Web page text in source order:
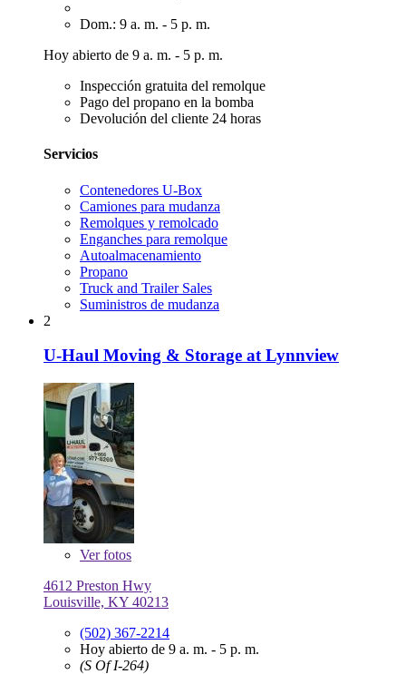
Dom.: 9 a. m. - 5 p. m.
Hoy abierto de 9 a. m. - 5 p. m.
Inspección gratuita del remolque
Pago del propano en la bomba
Devolución del cliente 24 horas
Servicios
Contenedores U-Box
Camiones para mudanza
Remolques y remolcado
Enganches para remolque
Autoalmacenamiento
Propano
Truck and Trailer Sales
Suministros de mudanza
2
U-Haul Moving & Storage at Lynnview
Verfotos
4612 Preston Hwy
Louisville, KY 40213
(502) 367-2214
Hoy abierto de 9 a. m. - 5 p. m.
(S Of I-264)